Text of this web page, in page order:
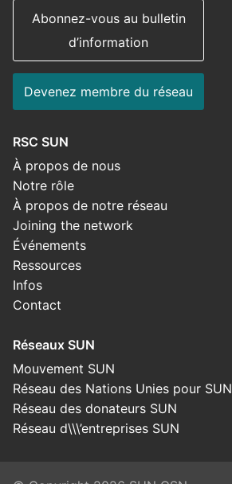
Abonnez-vous au bulletin
d’information
Devenez membre du réseau
RSC SUN
À propos de nous
Notre rôle
À propos de notre réseau
Joining the network
Événements
Ressources
Infos
Contact
Réseaux SUN
Mouvement SUN
Réseau des Nations Unies pour SUN
Réseau des donateurs SUN
Réseau d\\\’entreprises SUN